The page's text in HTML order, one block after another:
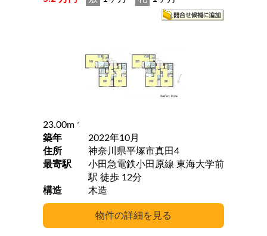
23.00m 2
築年
2022年10月
住所
神奈川県平塚市真田4
最寄駅
小田急電鉄小田原線 東海大学前
駅 徒歩 12分
構造
木造